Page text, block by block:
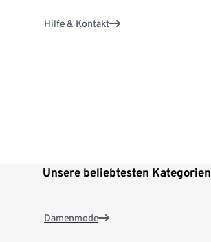
Hilfe & Kontakt
Unsere beliebtesten Kategorien
Damenmode